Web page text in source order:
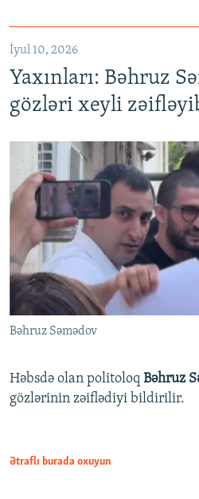
İyul 10, 2026
Yaxınları: Bəhruz
gözləri xeyli
Bəhruz Səmədov
Həbsdə olan politoloq Bəhruz
gözlərinin zəiflədiyi bildirilir.
Ətraflı burada oxuyun